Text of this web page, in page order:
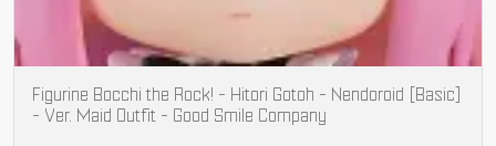
Figurine Bocchi the Rock! - Hitori Gotoh - Nendoroid [Basic]
- Ver. Maid Outfit - Good Smile Company